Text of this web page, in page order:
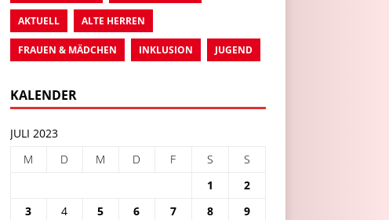
AKTUELL ALTE HERREN
FRAUEN & MÄDCHEN INKLUSION JUGEND
KALENDER
JULI 2023
M
D M D F S
S
1
2
3
4 5 6 7 8 9